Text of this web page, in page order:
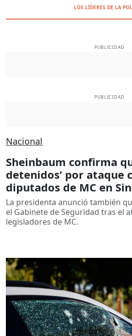
LOS LÍDERES DE LA
PUBLICIDAD
PUBLICIDAD
Nacional
Sheinbaum confirma
detenidos’ por ataque
diputados de MC en
La presidenta anunció también
el Gabinete de Seguridad tras el
legisladores de MC.